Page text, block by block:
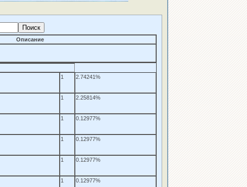
Описание
1 2.74241%
1 2.25814%
1 0.12977%
1 0.12977%
1 0.12977%
1 0.12977%